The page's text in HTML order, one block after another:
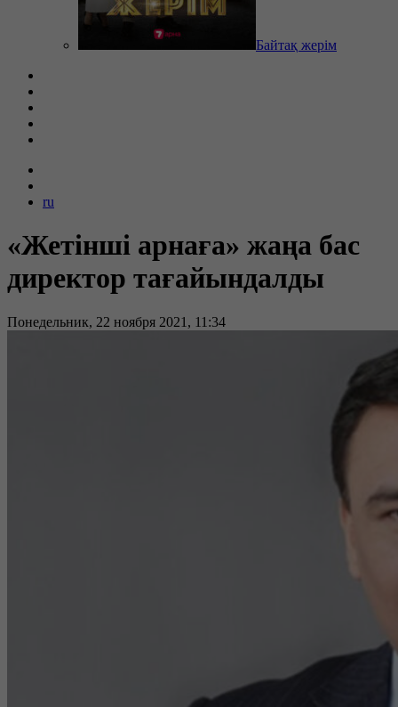
Байтақ жерім
ru
«Жетінші арнаға» жаңа бас
директор тағайындалды
Понедельник, 22 ноября 2021, 11:34